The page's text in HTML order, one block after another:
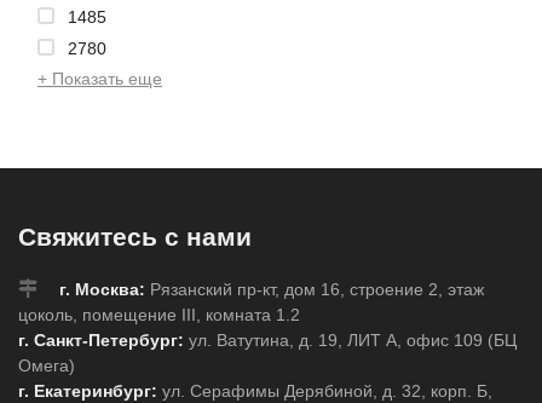
1485
2780
+ Показать еще
Свяжитесь с нами
г. Москва: Рязанский пр-кт, дом 16, строение 2, этаж
цоколь, помещение III, комната 1.2
г. Санкт-Петербург: ул. Ватутина, д. 19, ЛИТ А, офис 109 (БЦ
Омега)
г. Екатеринбург: ул. Серафимы Дерябиной, д. 32, корп. Б,